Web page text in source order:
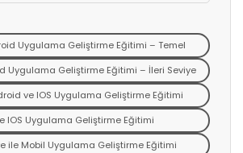
Uygulama Geliştirme Eğitimi – Temel
Uygulama Geliştirme Eğitimi – İleri Seviye
ve IOS Uygulama Geliştirme Eğitimi
IOS Uygulama Geliştirme Eğitimi
ile Mobil Uygulama Geliştirme Eğitimi